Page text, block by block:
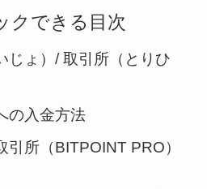
クできる目次
じょ）/ 取引所（とりひ
の入金方法
引所（BITPOINT PRO）